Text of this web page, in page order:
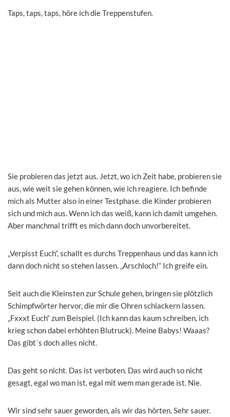
Taps, taps, taps, höre ich die Treppenstufen.
Sie probieren das jetzt aus. Jetzt, wo ich Zeit habe, probieren sie
aus, wie weit sie gehen können, wie ich reagiere. Ich befinde
mich als Mutter also in einer Testphase. die Kinder probieren
sich und mich aus. Wenn ich das weiß, kann ich damit umgehen.
Aber manchmal trifft es mich dann doch unvorbereitet.
„Verpisst Euch“, schallt es durchs Treppenhaus und das kann ich
dann doch nicht so stehen lassen. „Arschloch!“ Ich greife ein.
Seit auch die Kleinsten zur Schule gehen, bringen sie plötzlich
Schimpfwörter hervor, die mir die Ohren schlackern lassen.
„Fxxxt Euch“ zum Beispiel. (Ich kann das kaum schreiben, ich
krieg schon dabei erhöhten Blutruck). Meine Babys! Waaas?
Das gibt´s doch alles nicht.
Das geht so nicht. Das ist verboten. Das wird auch so nicht
gesagt, egal wo man ist, egal mit wem man gerade ist. Nie.
Wir sind sehr sauer geworden, als wir das hörten. Sehr sauer.